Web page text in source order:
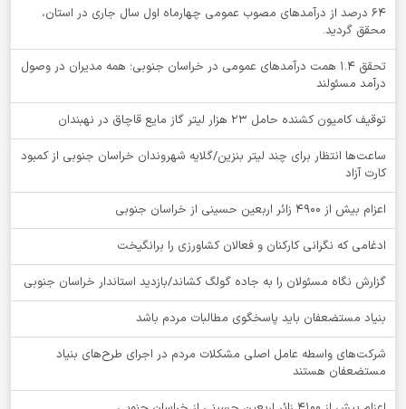
64 درصد از درآمدهای مصوب عمومی چهارماه اول سال جاری در استان،
محقق گردید.
تحقق ۱.۴ همت درآمدهای عمومی در خراسان جنوبی؛ همه مدیران در وصول
درآمد مسئولند
توقيف کامیون کشنده حامل 23 هزار لیتر گاز مایع قاچاق در نهبندان
ساعت‌ها انتظار برای چند لیتر بنزین/گلایه شهروندان خراسان جنوبی از کمبود
کارت آزاد
اعزام بیش از 4900 زائر اربعین حسینی از خراسان جنوبی
ادغامی که نگرانی کارکنان و فعالان کشاورزی را برانگیخت
گزارش نگاه مسئولان را به جاده گولگ کشاند/بازدید استاندار خراسان جنوبی
بنیاد مستضعفان باید پاسخگوی مطالبات مردم باشد
شرکت‌های واسطه عامل اصلی مشکلات مردم در اجرای طرح‌های بنیاد
مستضعفان هستند